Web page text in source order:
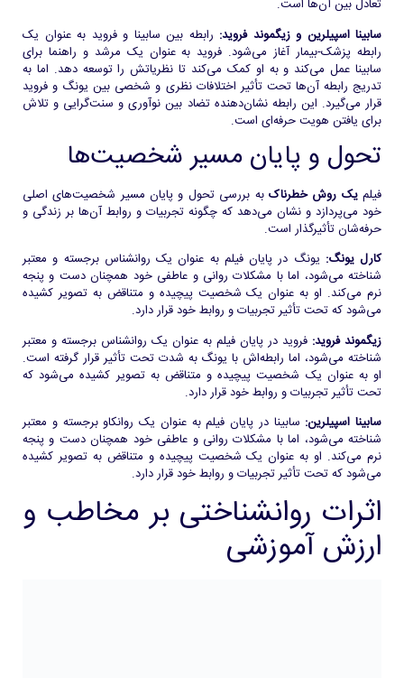
تعادل بین آن‌ها است.
سابینا اسپیلرین و زیگموند فروید: رابطه بین سابینا و فروید به عنوان یک
رابطه پزشک-بیمار آغاز می‌شود. فروید به عنوان یک مرشد و راهنما برای
سابینا عمل می‌کند و به او کمک می‌کند تا نظریاتش را توسعه دهد. اما به
تدریج رابطه آن‌ها تحت تأثیر اختلافات نظری و شخصی بین یونگ و فروید
قرار می‌گیرد. این رابطه نشان‌دهنده تضاد بین نوآوری و سنت‌گرایی و تلاش
برای یافتن هویت حرفه‌ای است.
تحول و پایان مسیر شخصیت‌ها
فیلمیک روش خطرناک به بررسی تحول و پایان مسیر شخصیت‌های اصلی
خود می‌پردازد و نشان می‌دهد که چگونه تجربیات و روابط آن‌ها بر زندگی و
حرفه‌شان تأثیرگذار است.
کارل یونگ: یونگ در پایان فیلم به عنوان یک روانشناس برجسته و معتبر
شناخته می‌شود، اما با مشکلات روانی و عاطفی خود همچنان دست و پنجه
نرم می‌کند. او به عنوان یک شخصیت پیچیده و متناقض به تصویر کشیده
می‌شود که تحت تأثیر تجربیات و روابط خود قرار دارد.
زیگموند فروید: فروید در پایان فیلم به عنوان یک روانشناس برجسته و معتبر
شناخته می‌شود، اما رابطه‌اش با یونگ به شدت تحت تأثیر قرار گرفته است.
او به عنوان یک شخصیت پیچیده و متناقض به تصویر کشیده می‌شود که
تحت تأثیر تجربیات و روابط خود قرار دارد.
سابینا اسپیلرین: سابینا در پایان فیلم به عنوان یک روانکاو برجسته و معتبر
شناخته می‌شود، اما با مشکلات روانی و عاطفی خود همچنان دست و پنجه
نرم می‌کند. او به عنوان یک شخصیت پیچیده و متناقض به تصویر کشیده
می‌شود که تحت تأثیر تجربیات و روابط خود قرار دارد.
اثرات روانشناختی بر مخاطب و
ارزش آموزشی